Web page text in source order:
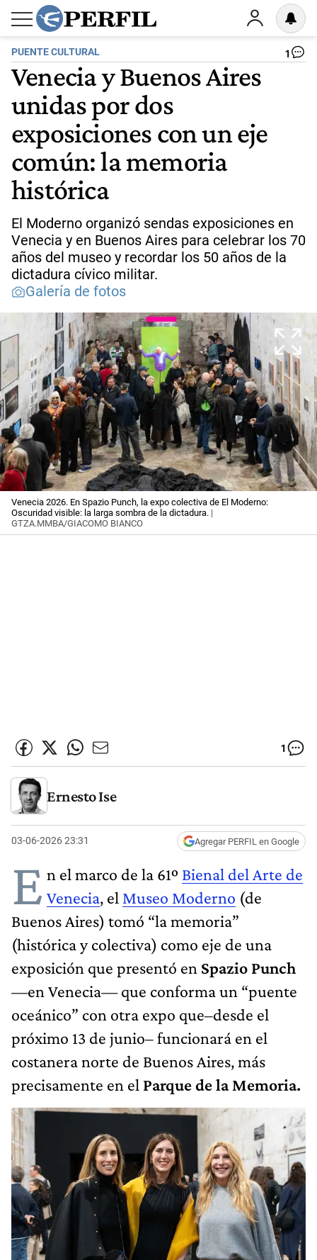
PUENTE CULTURAL 1
Venecia y Buenos Aires
unidas por dos
exposiciones con un eje
común: la memoria
histórica
El Moderno organizó sendas exposiciones en
Venecia y en Buenos Aires para celebrar los 70
años del museo y recordar los 50 años de la
dictadura cívico militar.
Galería de fotos
Venecia 2026. En Spazio Punch, la expo colectiva de El Moderno:
Oscuridad visible: la larga sombra de la dictadura. |
GTZA.MMBA/GIACOMO BIANCO
1
Ernesto Ise
03-06-2026 23:31 Agregar PERFIL en Google
E n el marco de la 61º Bienal del Arte de
Venecia, el Museo Moderno (de
Buenos Aires) tomó “la memoria”
(histórica y colectiva) como eje de una
exposición que presentó en Spazio Punch
—en Venecia— que conforma un “puente
oceánico” con otra expo que–desde el
próximo 13 de junio– funcionará en el
costanera norte de Buenos Aires, más
precisamente en el Parque de la Memoria.